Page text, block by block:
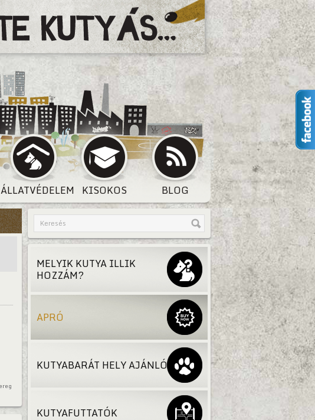
ÁLLATVÉDELEM KISOKOS BLOG
MELYIK KUTYA ILLIK
HOZZÁM?
APRÓ
KUTYABARÁT HELY AJÁNLÓ
KUTYAFUTTATÓK